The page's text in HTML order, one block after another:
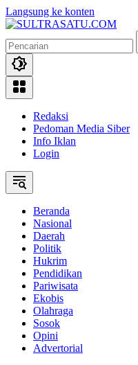
Langsung ke konten
Redaksi
Pedoman Media Siber
Info Iklan
Login
Beranda
Nasional
Daerah
Politik
Hukrim
Pendidikan
Pariwisata
Ekobis
Olahraga
Sosok
Opini
Advertorial